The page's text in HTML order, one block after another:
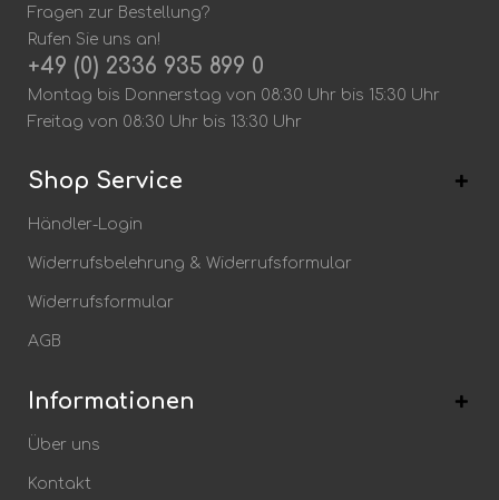
Fragen zur Bestellung?
Rufen Sie uns an!
+49 (0) 2336 935 899 0
Montag bis Donnerstag von 08:30 Uhr bis 15:30 Uhr
Freitag von 08:30 Uhr bis 13:30 Uhr
Shop Service
Händler-Login
Widerrufsbelehrung & Widerrufsformular
Widerrufsformular
AGB
Informationen
Über uns
Kontakt